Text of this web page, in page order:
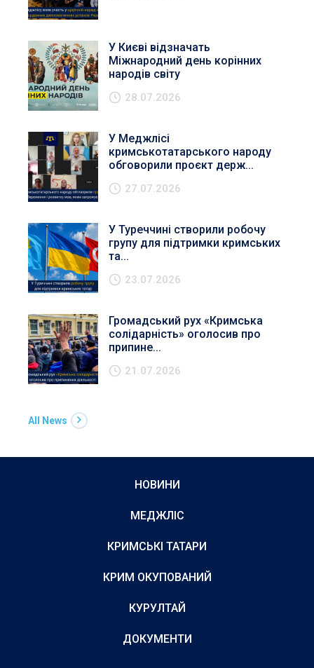
У Києві відзначать
Міжнародний день корінних
народів світу
28.07.2026
У Меджлісі
кримськотатарського народу
обговорили проєкт держ...
27.07.2026
У Туреччині створили робочу
групу для підтримки кримських
та...
23.07.2026
Громадський рух «Кримська
солідарність» оголосив про
припине...
21.07.2026
All News
НОВИНИ
МЕДЖЛІС
КРИМСЬКІ ТАТАРИ
КРИМ ОКУПОВАНИЙ
КУРУЛТАЙ
ДОКУМЕНТИ